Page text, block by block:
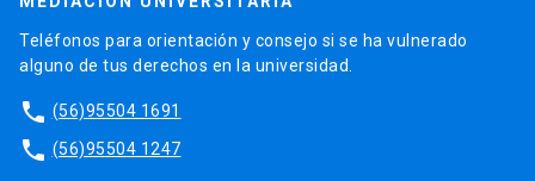
Teléfonos para orientación y consejo si se ha vulnerado
alguno de tus derechos en la universidad.
phone (56)95504 1691
phone (56)95504 1247